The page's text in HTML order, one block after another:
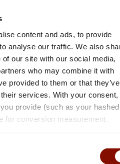
content and ads, to provide
analyse our traffic. We also
our site with our social media,
who may combine it with
provided to them or that they’ve
services. With your consent,
provide (such as your hashed
for conversion measurement.